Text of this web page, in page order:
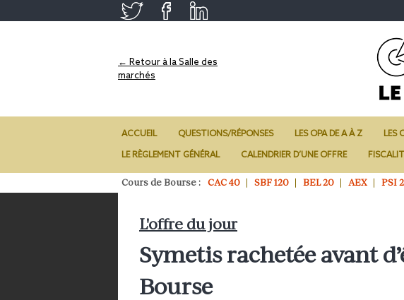
← Retour à la Salle des
marchés
ACCUEIL QUESTIONS/RÉPONSES LES OPA DE A À Z LES
LE RÈGLEMENT GÉNÉRAL CALENDRIER D’UNE OFFRE
Cours de Bourse : CAC 40 SBF 120 BEL 20 AEX PSI
L'offre du jour
Symetis rachetée avant
Bourse